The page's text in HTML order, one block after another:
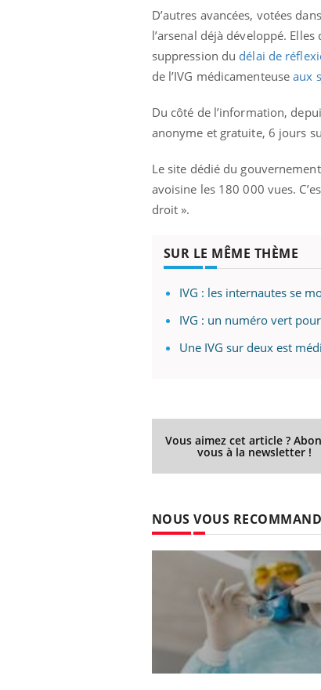
D’autres avancées, votées
l’arsenal déjà développé.
suppression du délai de
de l’IVG médicamenteuseaux
Du côté de l’information,
anonyme et gratuite, 6 jours
Le site dédié du
avoisine les 180 000 vues.
droit ».
SUR LE MÊME THÈME
IVG : les internautes se
IVG : un numéro vert
Une IVG sur deux est
Vous aimez cet article ?
vous à la newsletter !
NOUS VOUS
Eczéma Chronique des Mains :
expliquer ma maladieYoutube
Il y a des sujets qui sont faciles à aborder...
d'autres non ! D'un côté, poser des questions